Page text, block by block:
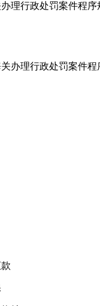
理行政处罚案件程
办理行政处罚案件程